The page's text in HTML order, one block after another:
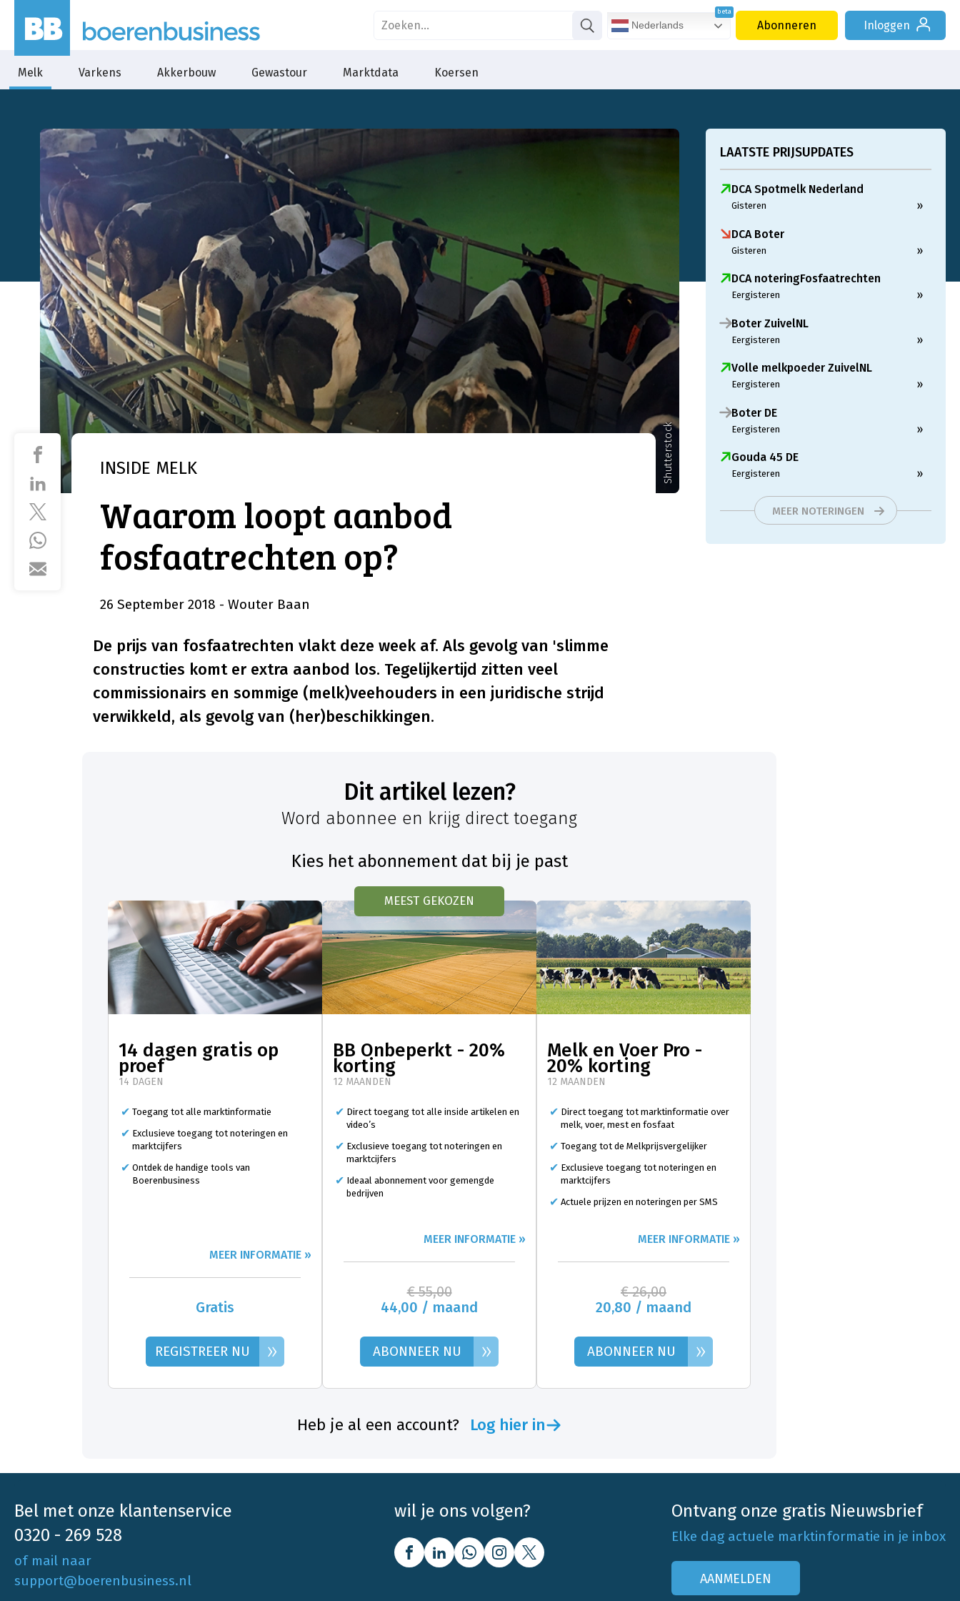
Nederlands Abonneren Inloggen
Melk Varkens Akkerbouw Gewastour Marktdata Koersen
Shutterstock
INSIDE MELK
Waarom loopt aanbod
fosfaatrechten op?
26 September 2018 - Wouter Baan
De prijs van fosfaatrechten vlakt deze week af. Als gevolg van 'slimme
constructies komt er extra aanbod los. Tegelijkertijd zitten veel
commissionairs en sommige (melk)veehouders in een juridische strijd
verwikkeld, als gevolg van (her)beschikkingen.
LAATSTE PRIJSUPDATES
DCA Spotmelk Nederland
Gisteren »
DCA Boter
Gisteren »
DCA noteringFosfaatrechten
Eergisteren »
Boter ZuivelNL
Eergisteren »
Volle melkpoeder ZuivelNL
Eergisteren »
Boter DE
Eergisteren »
Gouda 45 DE
Eergisteren »
MEER NOTERINGEN
Dit artikel lezen?
Word abonnee en krijg direct toegang
Kies het abonnement dat bij je past
14 dagen gratis op
proef
14 DAGEN
Toegang tot alle marktinformatie
Exclusieve toegang tot noteringen en
marktcijfers
Ontdek de handige tools van
Boerenbusiness
MEER INFORMATIE »
Gratis
REGISTREER NU »
MEEST GEKOZEN
BB Onbeperkt - 20%
korting
12 MAANDEN
Direct toegang tot alle inside artikelen en
video’s
Exclusieve toegang tot noteringen en
marktcijfers
Ideaal abonnement voor gemengde
bedrijven
MEER INFORMATIE »
€ 55,00
44,00 / maand
ABONNEER NU »
Melk en Voer Pro -
20% korting
12 MAANDEN
Direct toegang tot marktinformatie over
melk, voer, mest en fosfaat
Toegang tot de Melkprijsvergelijker
Exclusieve toegang tot noteringen en
marktcijfers
Actuele prijzen en noteringen per SMS
MEER INFORMATIE »
€ 26,00
20,80 / maand
ABONNEER NU »
Heb je al een account? Log hier in
Bel met onze klantenservice
0320 - 269 528
of mail naar
support@boerenbusiness.nl
wil je ons volgen? Ontvang onze gratis Nieuwsbrief
Elke dag actuele marktinformatie in je inbox
AANMELDEN